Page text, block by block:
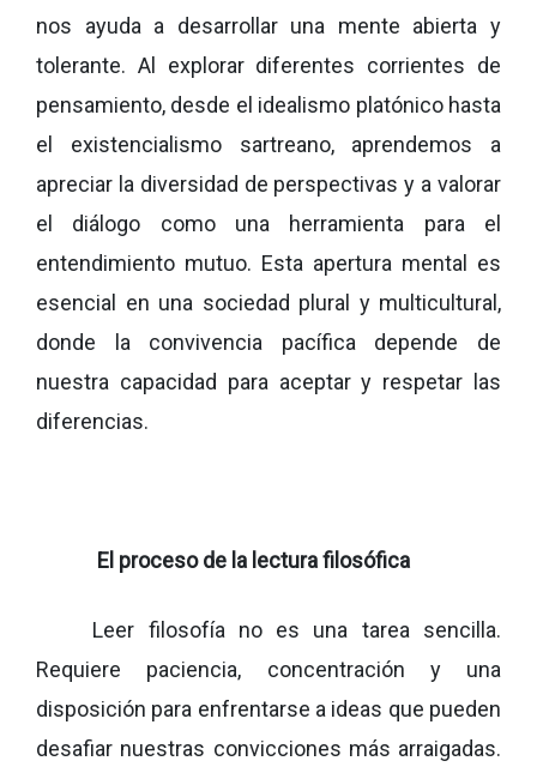
nos ayuda a desarrollar una mente abierta y
tolerante. Al explorar diferentes corrientes de
pensamiento, desde el idealismo platónico hasta
el existencialismo sartreano, aprendemos a
apreciar la diversidad de perspectivas y a valorar
el diálogo como una herramienta para el
entendimiento mutuo. Esta apertura mental es
esencial en una sociedad plural y multicultural,
donde la convivencia pacífica depende de
nuestra capacidad para aceptar y respetar las
diferencias.
El proceso de la lectura filosófica
Leer filosofía no es una tarea sencilla.
Requiere paciencia, concentración y una
disposición para enfrentarse a ideas que pueden
desafiar nuestras convicciones más arraigadas.